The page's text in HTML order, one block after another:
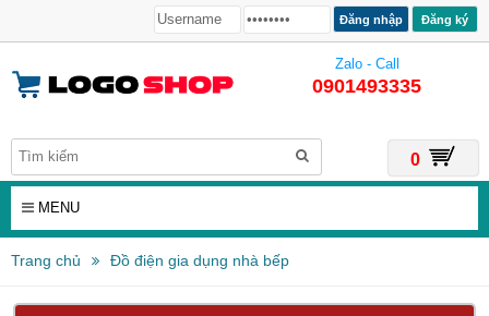
Đăng ký
Zalo - Call
0901493335
0
MENU
Trang chủ Đồ điện gia dụng nhà bếp